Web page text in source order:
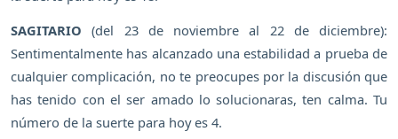
SAGITARIO (del 23 de noviembre al 22 de diciembre):
Sentimentalmente has alcanzado una estabilidad a prueba de
cualquier complicación, no te preocupes por la discusión que
has tenido con el ser amado lo solucionaras, ten calma. Tu
número de la suerte para hoy es 4.